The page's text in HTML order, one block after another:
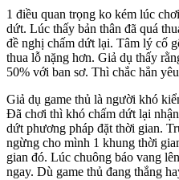
1 điều quan trọng ko kém lúc
dứt. Lúc thấy bản thân đã quá
đề nghị chấm dứt lại. Tâm lý cố
thua lỗ nặng hơn. Giả dụ thấy
50% với ban sơ. Thì chắc hẳn
Giả dụ game thủ là người khó
Đã chơi thì khó chấm dứt lại
dứt phương pháp đặt thời gian.
ngừng cho mình 1 khung thời
gian đó. Lúc chuông báo vang
ngay. Dù game thủ đang thắng